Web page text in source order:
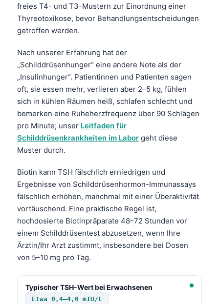
freies T4- und T3-Mustern zur Einordnung einer
Thyreotoxikose, bevor Behandlungsentscheidungen
getroffen werden.
Nach unserer Erfahrung hat der
„Schilddrüsenhunger“ eine andere Note als der
„Insulinhunger“. Patientinnen und Patienten sagen
oft, sie essen mehr, verlieren aber 2–5 kg, fühlen
sich in kühlen Räumen heiß, schlafen schlecht und
bemerken eine Ruheherzfrequenz über 90 Schlägen
pro Minute; unser Leitfaden für
Schilddrüsenkrankheiten im Labor geht diese
Muster durch.
Biotin kann TSH fälschlich erniedrigen und
Ergebnisse von Schilddrüsenhormon-Immunassays
fälschlich erhöhen, manchmal mit einer Überaktivität
vortäuschend. Eine praktische Regel ist,
hochdosierte Biotinpräparate 48–72 Stunden vor
einem Schilddrüsentest abzusetzen, wenn Ihre
Ärztin/Ihr Arzt zustimmt, insbesondere bei Dosen
von 5–10 mg pro Tag.
Typischer TSH-Wert bei Erwachsenen
Etwa 0,4–4,0 mIU/L
Galego
Latviešu valoda
Gàidhlig
Occitan
العربية المغربية
Afrikaans
Монгол
ພາສາລາວ
Basa Jawa
Cebuano
ئۇيغۇرچە
Кыргызча
Татар теле
Беларуская мова
Frysk
Ślōnskŏ gŏdka